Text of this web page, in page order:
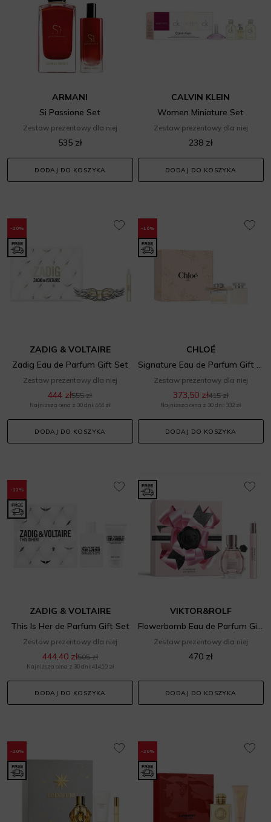
ARMANI
Si Passione Set
Zestaw prezentowy dla niej
535 zł
DODAJ DO KOSZYKA
CALVIN KLEIN
Women Miniature Set
Zestaw prezentowy dla niej
238 zł
DODAJ DO KOSZYKA
-20%
ZADIG & VOLTAIRE
Zadig Eau de Parfum Gift Set
Zestaw prezentowy dla niej
444 zł555 zł
Najniższa cena z 30 dni: 444 zł
DODAJ DO KOSZYKA
-10%
CHLOÉ
Signature Eau de Parfum Gift Set
Zestaw prezentowy dla niej
373,50 zł415 zł
Najniższa cena z 30 dni: 332 zł
DODAJ DO KOSZYKA
-12%
ZADIG & VOLTAIRE
This Is Her de Parfum Gift Set
Zestaw prezentowy dla niej
444,40 zł505 zł
Najniższa cena z 30 dni: 414,10 zł
DODAJ DO KOSZYKA
VIKTOR&ROLF
Flowerbomb Eau de Parfum Gift Set
Zestaw prezentowy dla niej
470 zł
DODAJ DO KOSZYKA
-20% -20%